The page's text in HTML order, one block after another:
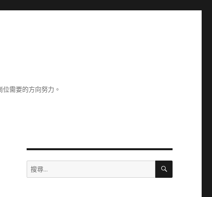
需要的方向努力。
搜
尋
搜